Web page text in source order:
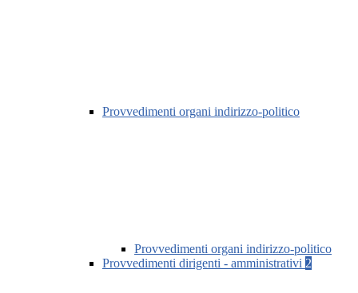
Provvedimenti organi indirizzo-politico
Provvedimenti organi indirizzo-politico
Provvedimenti dirigenti - amministrativi 2